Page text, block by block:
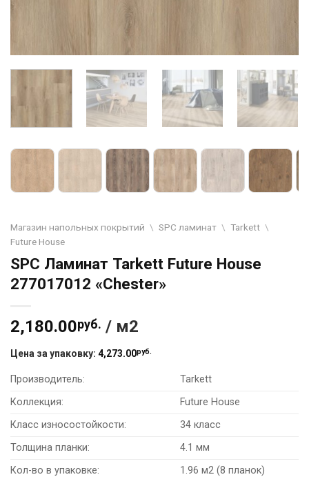
Магазин напольных покрытий \ SPC ламинат \ Tarkett \
Future House
SPC Ламинат Tarkett Future House
277017012 «Chester»
2,180.00руб. / м2
Цена за упаковку: 4,273.00руб.
Производитель:
Tarkett
Коллекция:
Future House
Класс износостойкости:
34 класс
Толщина планки:
4.1 мм
Кол-во в упаковке:
1.96 м2 (8 планок)